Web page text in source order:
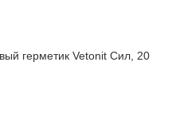
герметик Vetonit Сил, 20